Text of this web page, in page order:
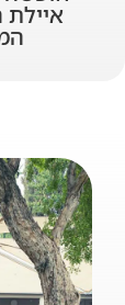
איילת